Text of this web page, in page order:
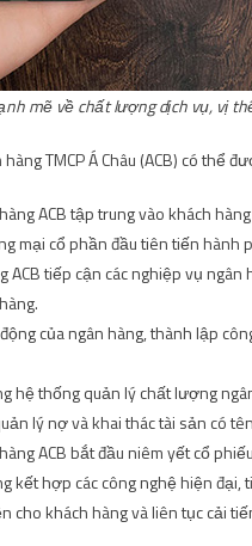
mẽ về chất lượng dịch vụ, vị
TMCP Á Châu (ACB) có thể
ACB tập trung vào khách
mại cổ phần đầu tiên tiến hành
ACB tiếp cận các nghiệp vụ
của ngân hàng, thành lập
hệ thống quản lý chất lượng
lý nợ và khai thác tài sản có
ACB bắt đầu niêm yết cổ
kết hợp các công nghệ hiện
cho khách hàng và liên tục cải